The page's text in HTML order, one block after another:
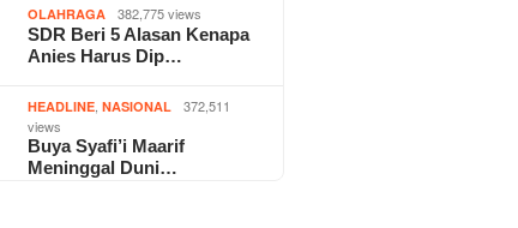
OLAHRAGA 382,775 views
SDR Beri 5 Alasan Kenapa
Anies Harus Dip…
HEADLINE ,NASIONAL
372,511
views
Buya Syafi’i Maarif
Meninggal Duni…